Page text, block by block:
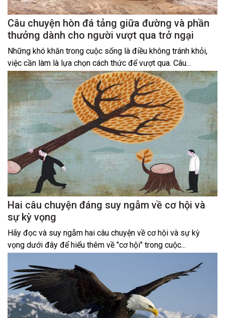
Câu chuyện hòn đá tảng giữa đường và phần
thưởng dành cho người vượt qua trở ngại
Những khó khăn trong cuộc sống là điều không tránh khỏi,
việc cần làm là lựa chọn cách thức để vượt qua. Câu...
Hai câu chuyện đáng suy ngẫm về cơ hội và
sự kỳ vọng
Hãy đọc và suy ngẫm hai câu chuyện về cơ hội và sự kỳ
vọng dưới đây để hiểu thêm về "cơ hội" trong cuộc...